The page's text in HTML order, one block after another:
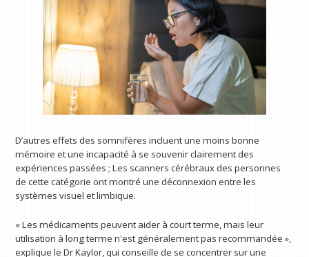
D’autres effets des somnifères incluent une moins bonne
mémoire et une incapacité à se souvenir clairement des
expériences passées ; Les scanners cérébraux des personnes
de cette catégorie ont montré une déconnexion entre les
systèmes visuel et limbique.
« Les médicaments peuvent aider à court terme, mais leur
utilisation à long terme n'est généralement pas recommandée »,
explique le Dr Kaylor, qui conseille de se concentrer sur une